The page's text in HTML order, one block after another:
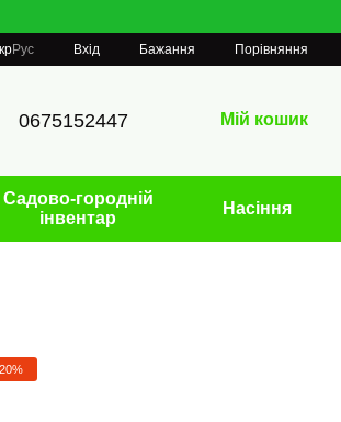
Рус Вхід Бажання Порівняння
0675152447 Мій кошик
Садово-городній
інвентар
Насіння